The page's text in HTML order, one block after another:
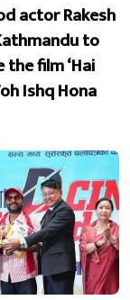
actor Rakesh
to
film ‘Hai
Ishq Hona